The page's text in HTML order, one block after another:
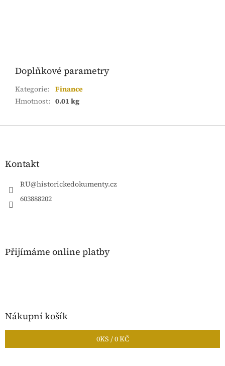
Doplňkové parametry
Kategorie:
Finance
Hmotnost: 0.01 kg
Z
Kontakt
RU@historickedokumenty.cz
603888202
Přijímáme online platby
Nákupní košík
0KS /0 KČ